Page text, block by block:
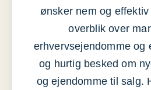
ønsker nem og
overblik over
erhvervsejendomme og
og hurtig besked om
og ejendomme til salg.